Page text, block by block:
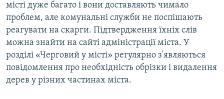
місті дуже багато і вони доставляють чимало
проблем, але комунальні служби не поспішають
реагувати на скарги. Підтвердження їхніх слів
можна знайти на сайті адміністрації міста. У
розділі «Черговий у місті» регулярно з'являються
повідомлення про необхідність обрізки і видалення
дерев у різних частинах міста.